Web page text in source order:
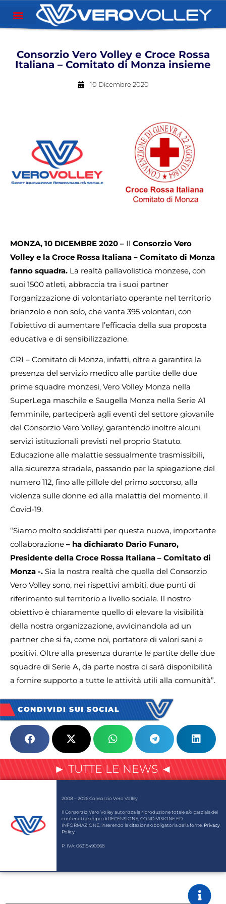
Consorzio Vero Volley e Croce Rossa
Italiana – Comitato di Monza insieme
10 Dicembre 2020
MONZA, 10 DICEMBRE 2020 – Il Consorzio Vero
Volley e la Croce Rossa Italiana – Comitato di Monza
fanno squadra. La realtà pallavolistica monzese, con
suoi 1500 atleti, abbraccia tra i suoi partner
l’organizzazione di volontariato operante nel territorio
brianzolo e non solo, che vanta 395 volontari, con
l’obiettivo di aumentare l’efficacia della sua proposta
educativa e di sensibilizzazione.
CRI – Comitato di Monza, infatti, oltre a garantire la
presenza del servizio medico alle partite delle due
prime squadre monzesi, Vero Volley Monza nella
SuperLega maschile e Saugella Monza nella Serie A1
femminile, parteciperà agli eventi del settore giovanile
del Consorzio Vero Volley, garantendo inoltre alcuni
servizi istituzionali previsti nel proprio Statuto.
Educazione alle malattie sessualmente trasmissibili,
alla sicurezza stradale, passando per la spiegazione del
numero 112, fino alle pillole del primo soccorso, alla
violenza sulle donne ed alla malattia del momento, il
Covid-19.
“Siamo molto soddisfatti per questa nuova, importante
collaborazione – ha dichiarato Dario Funaro,
Presidente della Croce Rossa Italiana – Comitato di
Monza -. Sia la nostra realtà che quella del Consorzio
Vero Volley sono, nei rispettivi ambiti, due punti di
riferimento sul territorio a livello sociale. Il nostro
obiettivo è chiaramente quello di elevare la visibilità
della nostra organizzazione, avvicinandola ad un
partner che si fa, come noi, portatore di valori sani e
positivi. Oltre alla presenza durante le partite delle due
squadre di Serie A, da parte nostra ci sarà disponibilità
a fornire supporto a tutte le attività utili alla comunità”.
CONDIVIDI SUI SOCIAL
► TUTTE LE NEWS ◄
2008 – 2026 Consorzio Vero Volley
Il Consorzio Vero Volley autorizza la riproduzione totale e/o parziale dei
contenuti a scopo di RECENSIONE, CONDIVISIONE ED
INFORMAZIONE, inserendo la citazione obbligatoria della fonte. Privacy
Policy
P. IVA: 06315490968